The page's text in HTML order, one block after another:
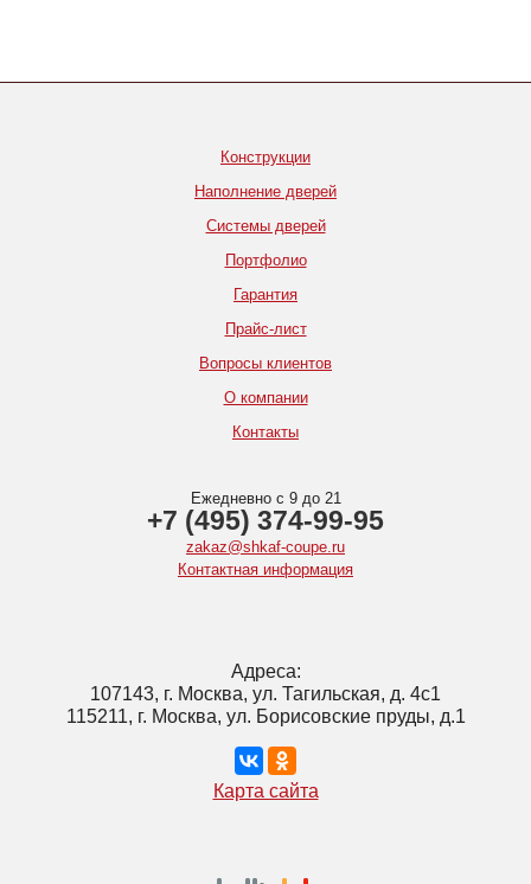
Конструкции
Наполнение дверей
Системы дверей
Портфолио
Гарантия
Прайс-лист
Вопросы клиентов
О компании
Контакты
Ежедневно с 9 до 21
+7 (495) 374-99-95
zakaz@shkaf-coupe.ru
Контактная информация
Адреса:
107143, г. Москва, ул. Тагильская, д. 4с1
115211, г. Москва, ул. Борисовские пруды, д.1
Карта сайта